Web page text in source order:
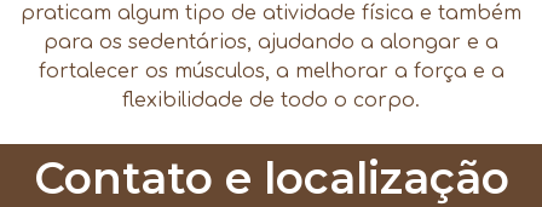
praticam algum tipo de atividade física e também
para os sedentários, ajudando a alongar e a
fortalecer os músculos, a melhorar a força e a
flexibilidade de todo o corpo.
Contato e localização